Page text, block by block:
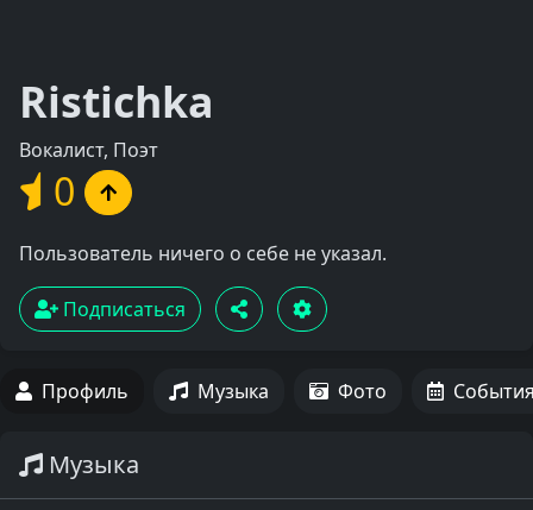
Ristichka
Вокалист, Поэт
0
Пользователь ничего о себе не указал.
Подписаться
Профиль Музыка Фото
Музыка